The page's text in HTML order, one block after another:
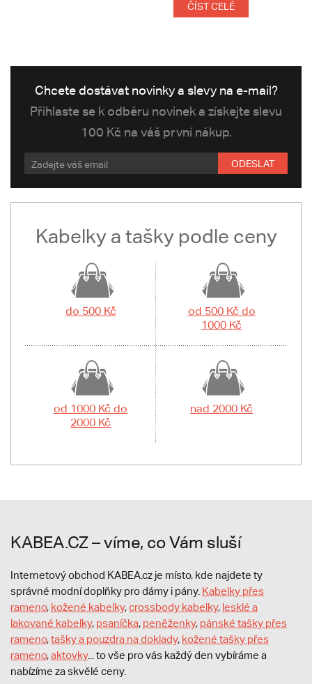
ČÍST CELÉ
Chcete dostávat novinky a slevy na e-mail?
Přihlaste se k odběru novinek a získejte slevu
100 Kč na váš první nákup.
ODESLAT
Kabelky a tašky podle ceny
do 500 Kč
od 500 Kč do
1000 Kč
od 1000 Kč do
2000 Kč
nad 2000 Kč
KABEA.CZ – víme, co Vám sluší
Internetový obchod KABEA.cz je místo, kde najdete ty
správné modní doplňky pro dámy i pány. Kabelky přes
rameno, kožené kabelky,crossbody kabelky, lesklé a
lakované kabelky, psaníčka, peněženky, pánské tašky přes
rameno,tašky a pouzdra na doklady, kožené tašky přes
rameno,aktovky... to vše pro vás každý den vybíráme a
nabízíme za skvělé ceny.